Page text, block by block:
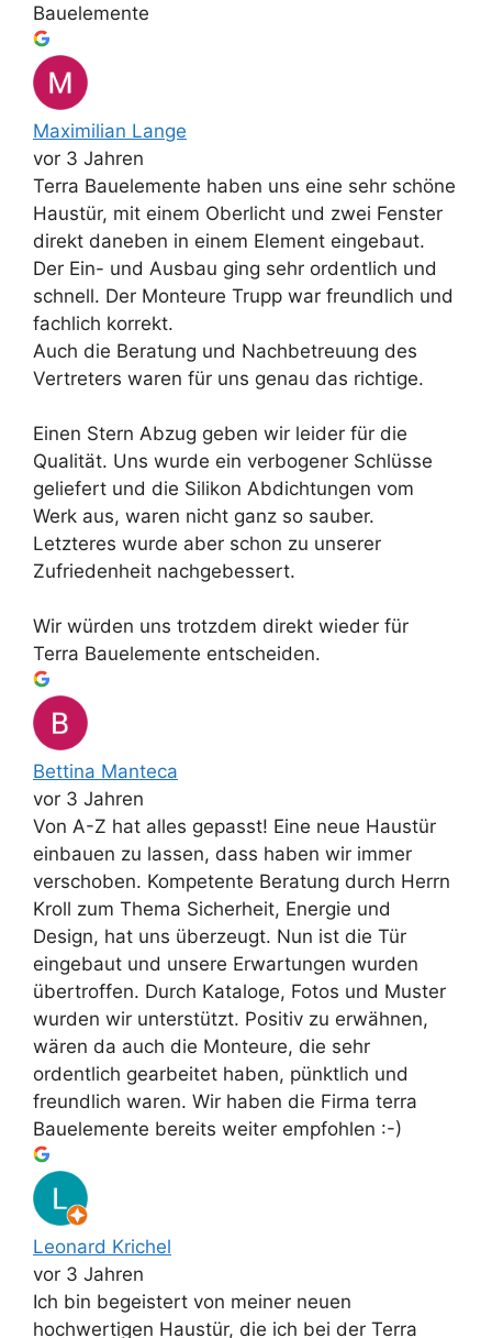
Bauelemente
Maximilian Lange
vor 3 Jahren
Terra Bauelemente haben uns eine sehr schöne
Haustür, mit einem Oberlicht und zwei Fenster
direkt daneben in einem Element eingebaut.
Der Ein- und Ausbau ging sehr ordentlich und
schnell. Der Monteure Trupp war freundlich und
fachlich korrekt.
Auch die Beratung und Nachbetreuung des
Vertreters waren für uns genau das richtige.
Einen Stern Abzug geben wir leider für die
Qualität. Uns wurde ein verbogener Schlüsse
geliefert und die Silikon Abdichtungen vom
Werk aus, waren nicht ganz so sauber.
Letzteres wurde aber schon zu unserer
Zufriedenheit nachgebessert.
Wir würden uns trotzdem direkt wieder für
Terra Bauelemente entscheiden.
Bettina Manteca
vor 3 Jahren
Von A-Z hat alles gepasst! Eine neue Haustür
einbauen zu lassen, dass haben wir immer
verschoben. Kompetente Beratung durch Herrn
Kroll zum Thema Sicherheit, Energie und
Design, hat uns überzeugt. Nun ist die Tür
eingebaut und unsere Erwartungen wurden
übertroffen. Durch Kataloge, Fotos und Muster
wurden wir unterstützt. Positiv zu erwähnen,
wären da auch die Monteure, die sehr
ordentlich gearbeitet haben, pünktlich und
freundlich waren. Wir haben die Firma terra
Bauelemente bereits weiter empfohlen :-)
Leonard Krichel
vor 3 Jahren
Ich bin begeistert von meiner neuen
hochwertigen Haustür, die ich bei der Terra